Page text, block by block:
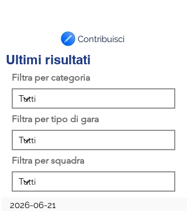
Contribuisci
Ultimi risultati
Filtra per categoria
Filtra per tipo di gara
Filtra per squadra
2026-06-21